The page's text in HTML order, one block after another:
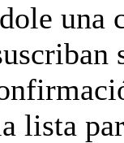
una
lista